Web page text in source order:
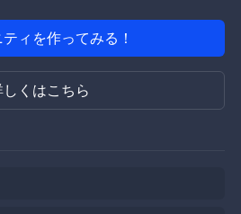
ィを作ってみる！
しくはこちら